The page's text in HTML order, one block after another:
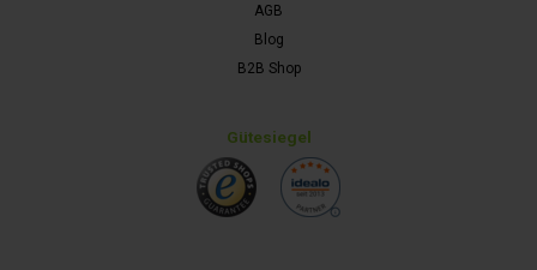
AGB
Blog
B2B Shop
Gütesiegel